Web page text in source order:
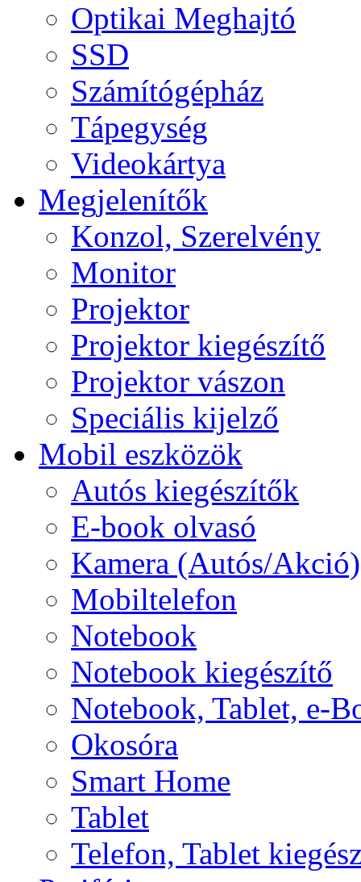
Optikai Meghajtó
SSD
Számítógépház
Tápegység
Videokártya
Megjelenítők
Konzol, Szerelvény
Monitor
Projektor
Projektor kiegészítő
Projektor vászon
Speciális kijelző
Mobil eszközök
Autós kiegészítők
E-book olvasó
Kamera (Autós/Akció)
Mobiltelefon
Notebook
Notebook kiegészítő
Notebook, Tablet, e-
Okosóra
Smart Home
Tablet
Telefon, Tablet